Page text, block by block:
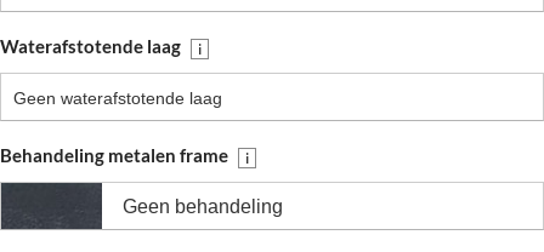
Waterafstotende laag i
Geen waterafstotende laag
Behandeling metalen frame i
Geen behandeling